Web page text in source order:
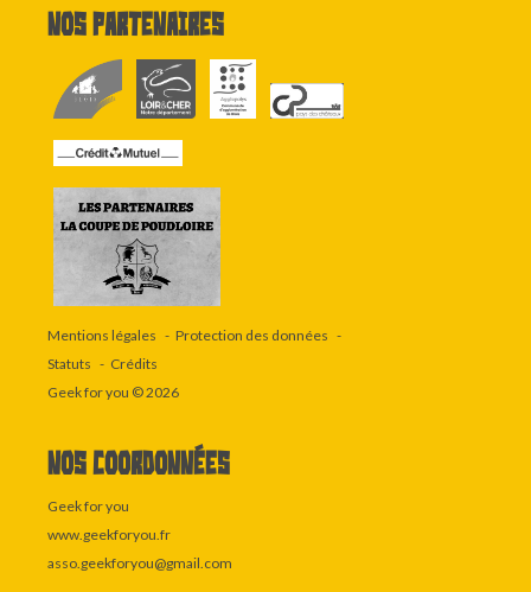
Nos partenaires
Mentions légales
Protection des données
Statuts
Crédits
Geek for you © 2026
Nos coordonnées
Geek for you
www.geekforyou.fr
asso.geekforyou@gmail.com